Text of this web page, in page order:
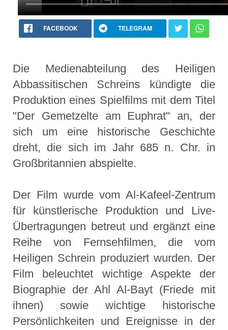
FACEBOOK TELEGRAM
Die Medienabteilung des Heiligen
Abbassitischen Schreins kündigte die
Produktion eines Spielfilms mit dem Titel
"Der Gemetzelte am Euphrat" an, der
sich um eine historische Geschichte
dreht, die sich im Jahr 685 n. Chr. in
Großbritannien abspielte.
Der Film wurde vom Al-Kafeel-Zentrum
für künstlerische Produktion und Live-
Übertragungen betreut und ergänzt eine
Reihe von Fernsehfilmen, die vom
Heiligen Schrein produziert wurden. Der
Film beleuchtet wichtige Aspekte der
Biographie der Ahl Al-Bayt (Friede mit
ihnen) sowie wichtige historische
Persönlichkeiten und Ereignisse in der